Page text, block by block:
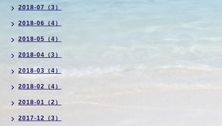
2018-07（3）
2018-06（4）
2018-05（4）
2018-04（3）
2018-03（4）
2018-02（4）
2018-01（2）
2017-12（3）